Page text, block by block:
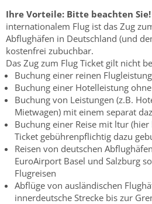
Ihre Vorteile: Bitte beachten Sie!
internationalem Flug ist das Zug
Abflughäfen in Deutschland (und
kostenfrei zubuchbar.
Das Zug zum Flug Ticket gilt nicht
Buchung einer reinen
Buchung einer Hotelleistung
Buchung von Leistungen (z.B.
Mietwagen) mit einem separat
Buchung einer Reise mit ltur
Ticket gebührenpflichtig dazu
Reisen von deutschen
EuroAirport Basel und Salzburg
Flugreisen
Abflüge von ausländischen
innerdeutsche Strecke bis zur